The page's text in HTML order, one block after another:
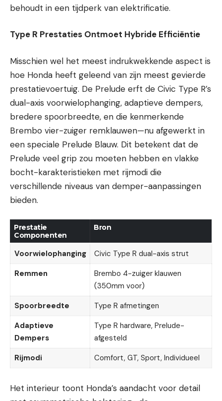
behoudt in een tijdperk van elektrificatie.
Type R Prestaties Ontmoet Hybride Efficiëntie
Misschien wel het meest indrukwekkende aspect is
hoe Honda heeft geleend van zijn meest gevierde
prestatievoertuig. De Prelude erft de Civic Type R’s
dual-axis voorwielophanging, adaptieve dempers,
bredere spoorbreedte, en die kenmerkende
Brembo vier-zuiger remklauwen—nu afgewerkt in
een speciale Prelude Blauw. Dit betekent dat de
Prelude veel grip zou moeten hebben en vlakke
bocht-karakteristieken met rijmodi die
verschillende niveaus van demper-aanpassingen
bieden.
Prestatie
Componenten
Bron
Voorwielophanging
Civic Type R dual-axis strut
Remmen
Brembo 4-zuiger klauwen
(350mm voor)
Spoorbreedte
Type R afmetingen
Adaptieve
Dempers
Type R hardware, Prelude-
afgesteld
Rijmodi
Comfort, GT, Sport, Individueel
Het interieur toont Honda’s aandacht voor detail